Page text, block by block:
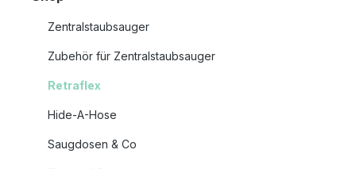
Zentralstaubsauger
Zubehör für Zentralstaubsauger
Retraflex
Hide-A-Hose
Saugdosen & Co